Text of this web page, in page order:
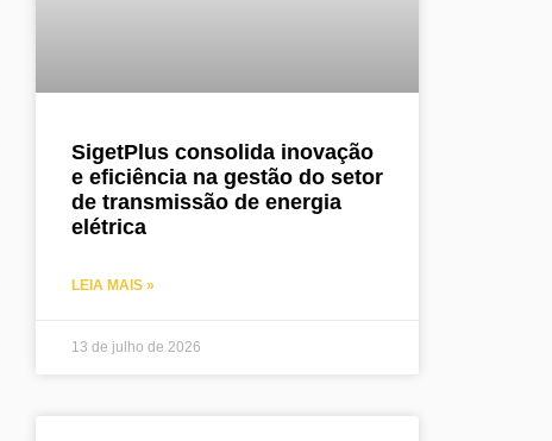
SigetPlus consolida inovação
e eficiência na gestão do setor
de transmissão de energia
elétrica
LEIA MAIS »
13 de julho de 2026